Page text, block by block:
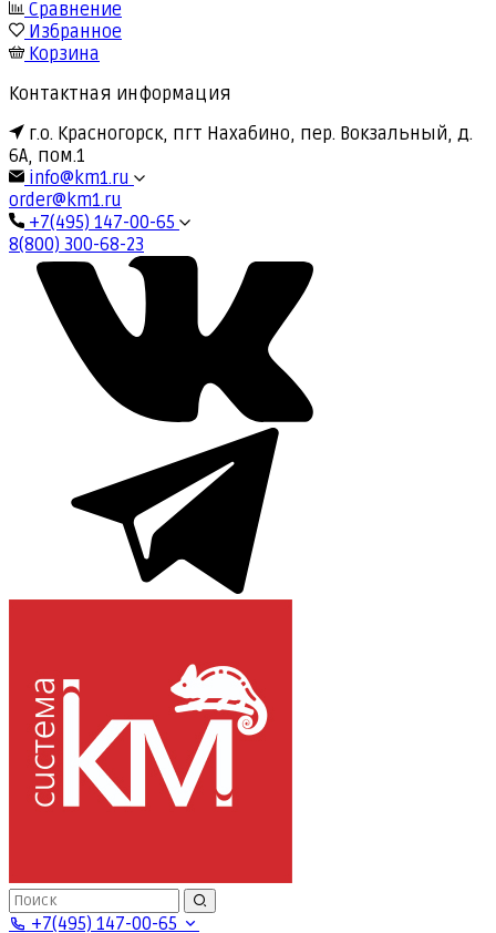
Сравнение
Избранное
Корзина
Контактная информация
г.о. Красногорск, пгт Нахабино, пер. Вокзальный, д.
6А, пом.1
info@km1.ru
order@km1.ru
+7(495) 147-00-65
8(800) 300-68-23
+7(495) 147-00-65